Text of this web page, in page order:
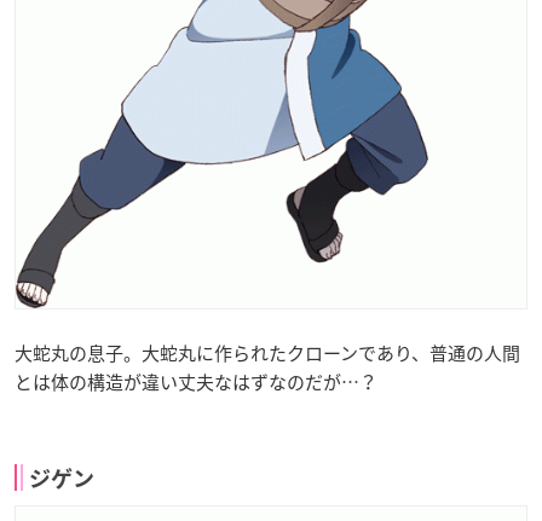
大蛇丸の息子。大蛇丸に作られたクローンであり、普通の人間
とは体の構造が違い丈夫なはずなのだが…？
ジゲン